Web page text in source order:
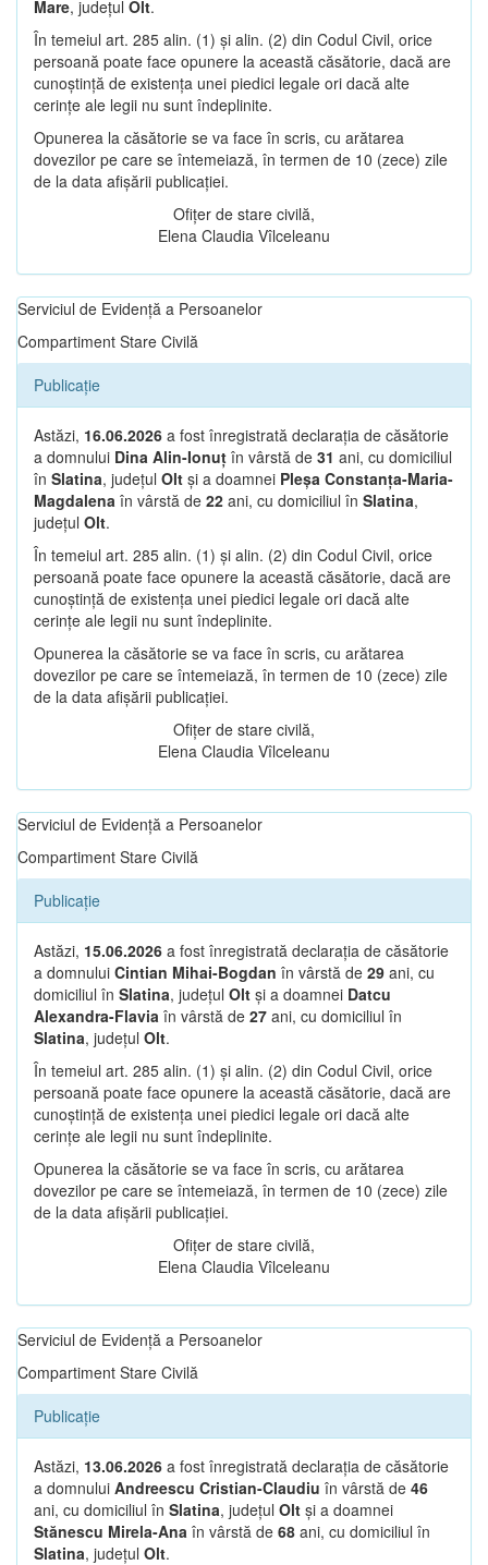
Mare, județul Olt.
În temeiul art. 285 alin. (1) și alin. (2) din Codul Civil, orice
persoană poate face opunere la această căsătorie, dacă are
cunoștință de existența unei piedici legale ori dacă alte
cerințe ale legii nu sunt îndeplinite.
Opunerea la căsătorie se va face în scris, cu arătarea
dovezilor pe care se întemeiază, în termen de 10 (zece) zile
de la data afișării publicației.
Ofițer de stare civilă,
Elena Claudia Vîlceleanu
Serviciul de Evidență a Persoanelor
Compartiment Stare Civilă
Publicație
Astăzi, 16.06.2026 a fost înregistrată declarația de căsătorie
a domnului Dina Alin-Ionuț în vârstă de 31 ani, cu domiciliul
în Slatina, județul Olt și a doamnei Pleșa Constanța-Maria-
Magdalena în vârstă de 22 ani, cu domiciliul în Slatina,
județul Olt.
În temeiul art. 285 alin. (1) și alin. (2) din Codul Civil, orice
persoană poate face opunere la această căsătorie, dacă are
cunoștință de existența unei piedici legale ori dacă alte
cerințe ale legii nu sunt îndeplinite.
Opunerea la căsătorie se va face în scris, cu arătarea
dovezilor pe care se întemeiază, în termen de 10 (zece) zile
de la data afișării publicației.
Ofițer de stare civilă,
Elena Claudia Vîlceleanu
Serviciul de Evidență a Persoanelor
Compartiment Stare Civilă
Publicație
Astăzi, 15.06.2026 a fost înregistrată declarația de căsătorie
a domnului Cintian Mihai-Bogdan în vârstă de 29 ani, cu
domiciliul în Slatina, județul Olt și a doamnei Datcu
Alexandra-Flavia în vârstă de 27 ani, cu domiciliul în
Slatina, județul Olt.
În temeiul art. 285 alin. (1) și alin. (2) din Codul Civil, orice
persoană poate face opunere la această căsătorie, dacă are
cunoștință de existența unei piedici legale ori dacă alte
cerințe ale legii nu sunt îndeplinite.
Opunerea la căsătorie se va face în scris, cu arătarea
dovezilor pe care se întemeiază, în termen de 10 (zece) zile
de la data afișării publicației.
Ofițer de stare civilă,
Elena Claudia Vîlceleanu
Serviciul de Evidență a Persoanelor
Compartiment Stare Civilă
Publicație
Astăzi, 13.06.2026 a fost înregistrată declarația de căsătorie
a domnului Andreescu Cristian-Claudiu în vârstă de 46
ani, cu domiciliul în Slatina, județul Olt și a doamnei
Stănescu Mirela-Ana în vârstă de 68 ani, cu domiciliul în
Slatina, județul Olt.